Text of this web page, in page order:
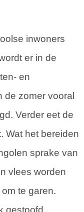
inwoners
er in de
en
de zomer vooral
Verder eet de
Wat het bereiden
sprake van
vlees worden
te garen.